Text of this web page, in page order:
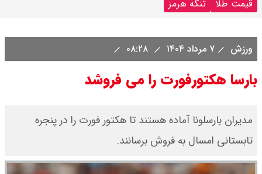
قیمت طلا
تنگه هرمز
ورزش ۷ مرداد ۱۴۰۴
بارسا هکتورفورت را می فروشد
مدیران بارسلونا آماده هستند تا هکتور فورت را در پنجره
تابستانی امسال به فروش برسانند.